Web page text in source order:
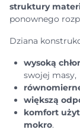
struktury
ponownego
Dziana
wysoką
swojej masy,
większą
komfort
mokro.